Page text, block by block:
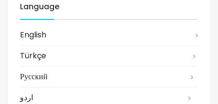
Language
English
Türkçe
Русский
اردو